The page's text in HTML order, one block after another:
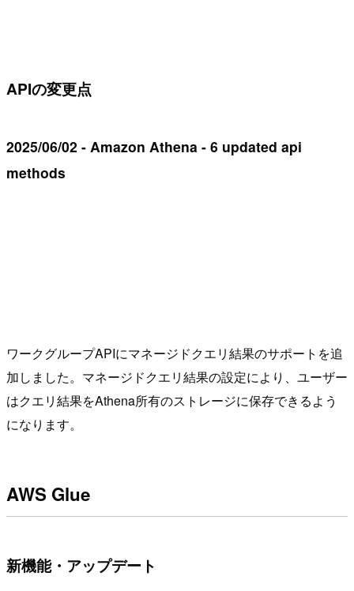
APIの変更点
2025/06/02 - Amazon Athena - 6 updated api
methods
ワークグループAPIにマネージドクエリ結果のサポートを追
加しました。マネージドクエリ結果の設定により、ユーザー
はクエリ結果をAthena所有のストレージに保存できるよう
になります。
AWS Glue
新機能・アップデート